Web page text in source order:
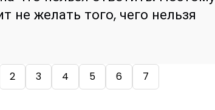
не желать того, чего нельзя
2 3 4 5 6
7